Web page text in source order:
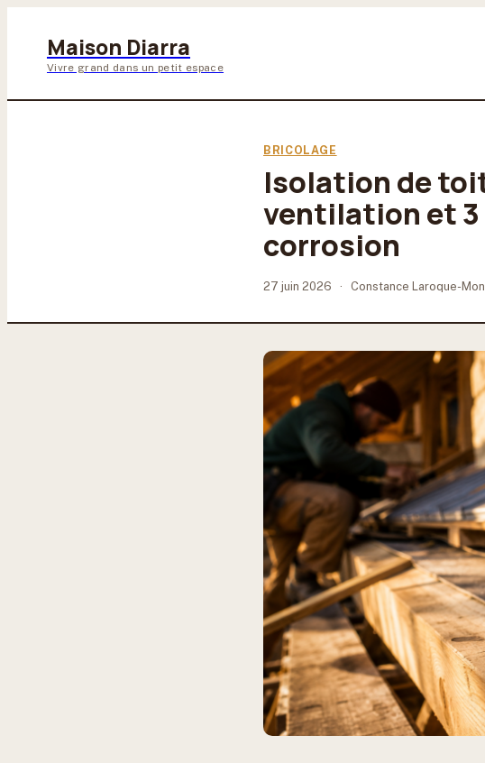
Maison Diarra
Vivre grand dans un petit espace
BRICOLAGE
Isolation de
ventilation et 3
corrosion
27 juin 2026 · Constance Laroque-